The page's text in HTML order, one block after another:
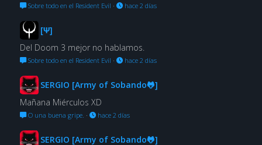
Sobre todo en el Resident Evil · hace 2 días
[Ψ]
Del Doom 3 mejor no hablamos.
Sobre todo en el Resident Evil · hace 2 días
SERGIO [Army of Sobando🐸]
Mañana Miérculos XD
O una buena gripe. · hace 2 días
SERGIO [Army of Sobando🐸]